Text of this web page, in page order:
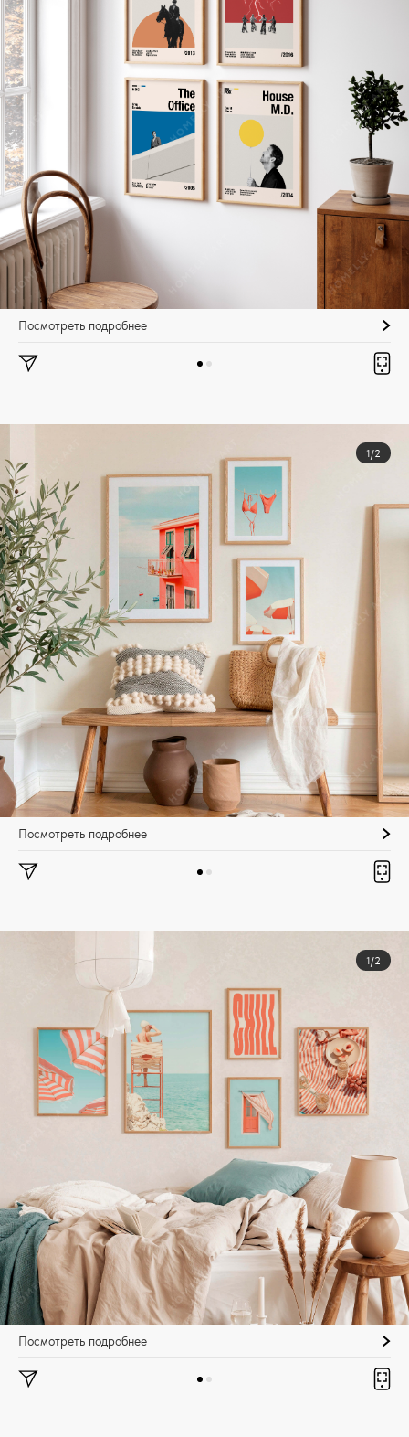
Посмотреть подробнее
1/2
Посмотреть подробнее
1/2
Посмотреть подробнее